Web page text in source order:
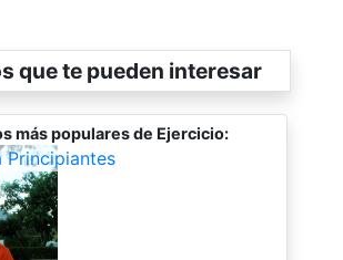
que te pueden interesar
más populares de Ejercicio:
Principiantes